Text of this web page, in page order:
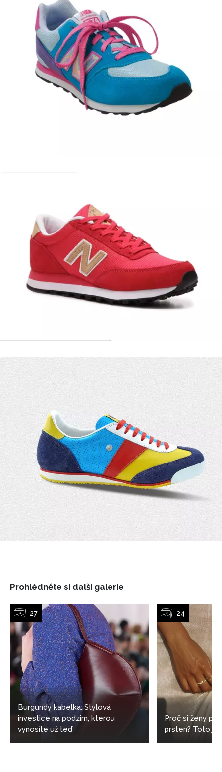
NEWSLETTER
ODESLAT
Přihlášením k newsletteru souhlasíte s
Obchodními
podmínkami společnosti BurdaMedia Extra s.r.o.a
potvrzujete, že jste se seznámili se
Zásadami
Chcete navíc dostávat i další zajímavé a exkluzivní
zpracováním údajů k tomuto účelu podle
Zásad ochrany
soukromí BurdaMedia Extra s.r.o.
, zaškrtněte toto pole.
Prohlédněte si další galerie
Burgundy kabelka: Stylová
investice na podzim, kterou
vynosíte už teď
Proč si ženy
prsten? Toto je